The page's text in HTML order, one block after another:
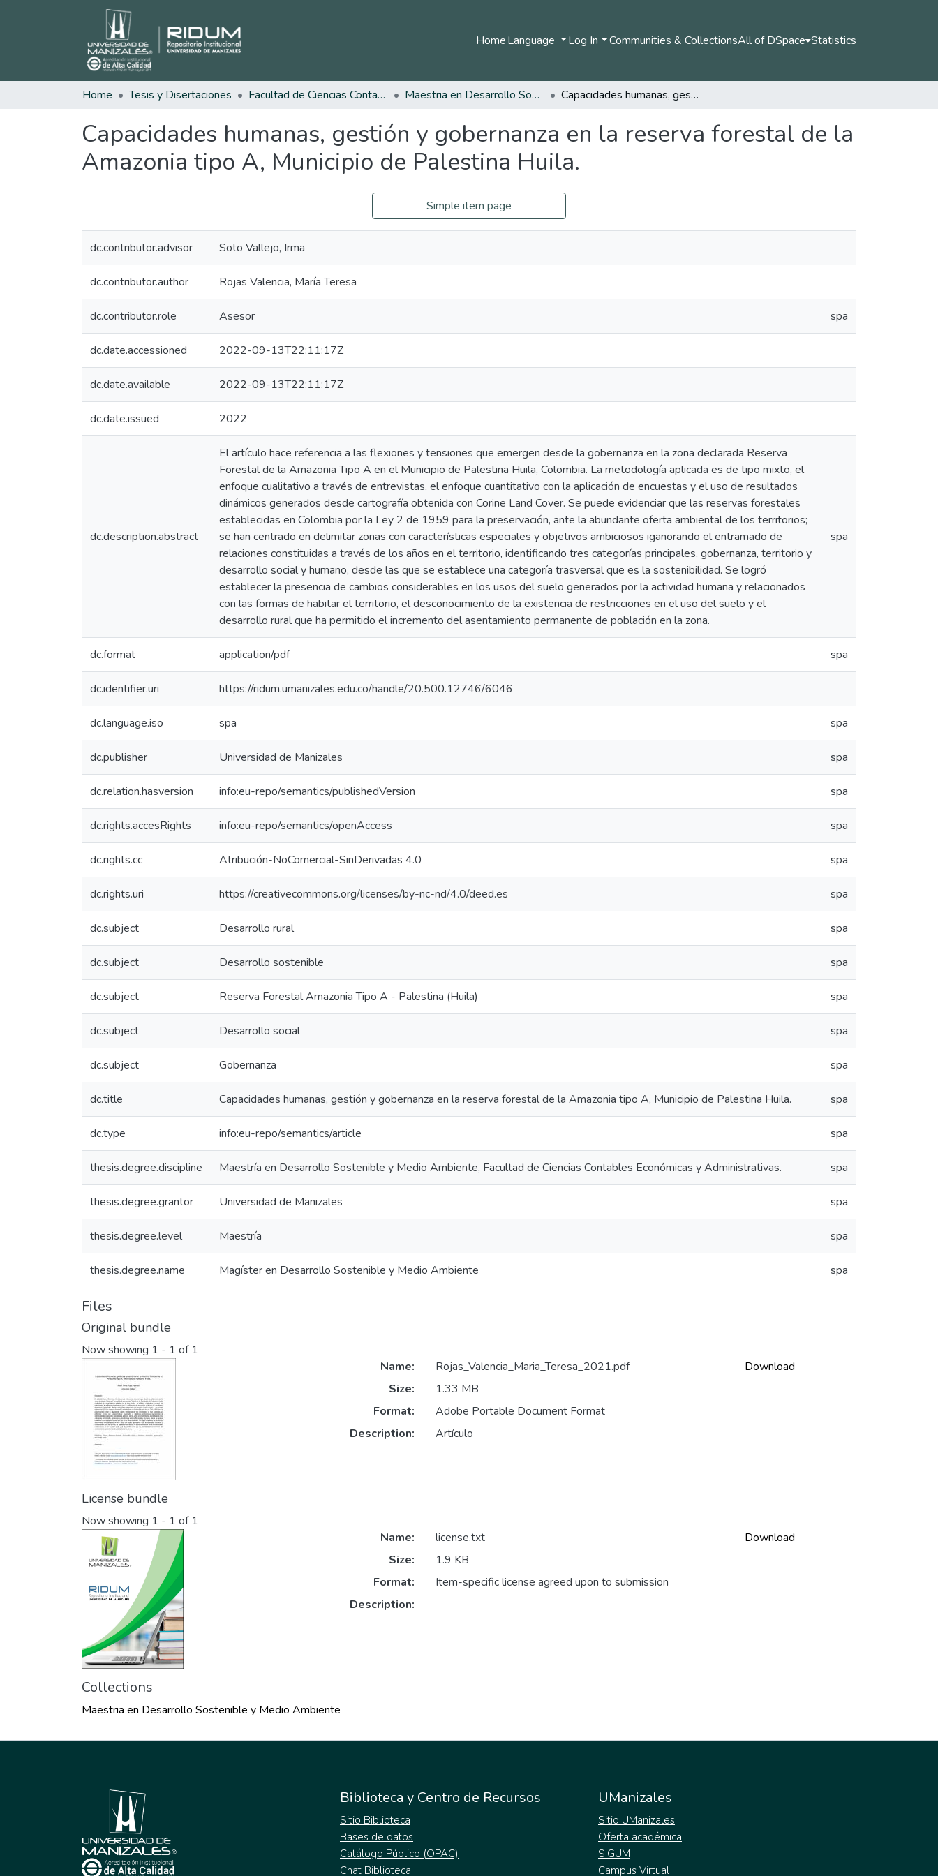
HomeLanguage Log In Communities & CollectionsAll of DSpace Statistics
Home Tesis y Disertaciones Facultad de Ciencias Contables Económicas y Administrativas Maestria en Desarrollo Sostenible y Medio Ambiente Capacidades humanas, gestión y gobernanza en la reserva forestal de la Amazonia tipo A, Municipio de Palestina Huila.
Capacidades humanas, gestión y gobernanza en la reserva forestal de la
Amazonia tipo A, Municipio de Palestina Huila.
Simple item page
dc.contributor.advisor Soto Vallejo, Irma
dc.contributor.author Rojas Valencia, María Teresa
dc.contributor.role Asesor spa
dc.date.accessioned 2022-09-13T22:11:17Z
dc.date.available 2022-09-13T22:11:17Z
dc.date.issued 2022
dc.description.abstract
El artículo hace referencia a las flexiones y tensiones que emergen desde la gobernanza en la zona declarada Reserva
Forestal de la Amazonia Tipo A en el Municipio de Palestina Huila, Colombia. La metodología aplicada es de tipo mixto, el
enfoque cualitativo a través de entrevistas, el enfoque cuantitativo con la aplicación de encuestas y el uso de resultados
dinámicos generados desde cartografía obtenida con Corine Land Cover. Se puede evidenciar que las reservas forestales
establecidas en Colombia por la Ley 2 de 1959 para la preservación, ante la abundante oferta ambiental de los territorios;
se han centrado en delimitar zonas con características especiales y objetivos ambiciosos iganorando el entramado de
relaciones constituidas a través de los años en el territorio, identificando tres categorías principales, gobernanza, territorio y
desarrollo social y humano, desde las que se establece una categoría trasversal que es la sostenibilidad. Se logró
establecer la presencia de cambios considerables en los usos del suelo generados por la actividad humana y relacionados
con las formas de habitar el territorio, el desconocimiento de la existencia de restricciones en el uso del suelo y el
desarrollo rural que ha permitido el incremento del asentamiento permanente de población en la zona.
spa
dc.format application/pdf spa
dc.identifier.uri https://ridum.umanizales.edu.co/handle/20.500.12746/6046
dc.language.iso spa spa
dc.publisher Universidad de Manizales spa
dc.relation.hasversion info:eu-repo/semantics/publishedVersion spa
dc.rights.accesRights info:eu-repo/semantics/openAccess spa
dc.rights.cc Atribución-NoComercial-SinDerivadas 4.0 spa
dc.rights.uri https://creativecommons.org/licenses/by-nc-nd/4.0/deed.es spa
dc.subject Desarrollo rural spa
dc.subject Desarrollo sostenible spa
dc.subject Reserva Forestal Amazonia Tipo A - Palestina (Huila) spa
dc.subject Desarrollo social spa
dc.subject Gobernanza spa
dc.title Capacidades humanas, gestión y gobernanza en la reserva forestal de la Amazonia tipo A, Municipio de Palestina Huila. spa
dc.type info:eu-repo/semantics/article spa
thesis.degree.discipline Maestría en Desarrollo Sostenible y Medio Ambiente, Facultad de Ciencias Contables Económicas y Administrativas. spa
thesis.degree.grantor Universidad de Manizales spa
thesis.degree.level Maestría spa
thesis.degree.name Magíster en Desarrollo Sostenible y Medio Ambiente spa
Files
Original bundle
Now showing 1 - 1 of 1
Name:
Rojas_Valencia_Maria_Teresa_2021.pdf
Size:
1.33 MB
Format:
Adobe Portable Document Format
Description:
Artículo
Download
License bundle
Now showing 1 - 1 of 1
Name:
license.txt
Size:
1.9 KB
Format:
Item-specific license agreed upon to submission
Description:
Download
Collections
Maestria en Desarrollo Sostenible y Medio Ambiente
Biblioteca y Centro de Recursos
Sitio Biblioteca
Bases de datos
Catálogo Público (OPAC)
Chat Biblioteca
UManizales
Sitio UManizales
Oferta académica
SIGUM
Campus Virtual